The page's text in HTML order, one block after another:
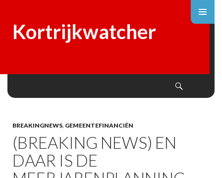
Kortrijkwatcher
BREAKINGNEWS, GEMEENTEFINANCIËN
(BREAKING NEWS) EN
DAAR IS DE